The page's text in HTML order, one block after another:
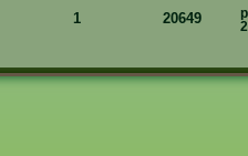
1 20649